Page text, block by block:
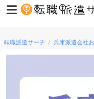
転職派遣サーチ / 兵庫派遣会社